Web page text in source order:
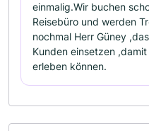
einmalig.Wir buchen
Reisebüro und werden
nochmal Herr Güney
Kunden einsetzen
erleben können.